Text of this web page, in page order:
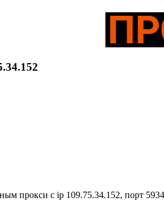
прокси с ip 109.75.34.152, порт